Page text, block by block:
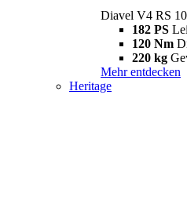
Diavel V4 RS
182 PS
120 Nm
220 kg
Mehr entdecken
Heritage